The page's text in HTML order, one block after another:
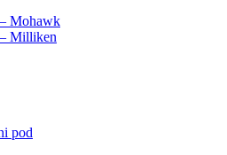
Mohawk
Milliken
pod